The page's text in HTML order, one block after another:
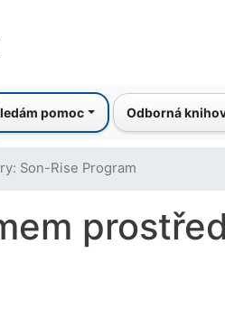
pomoc Odborná
Son-Rise Program